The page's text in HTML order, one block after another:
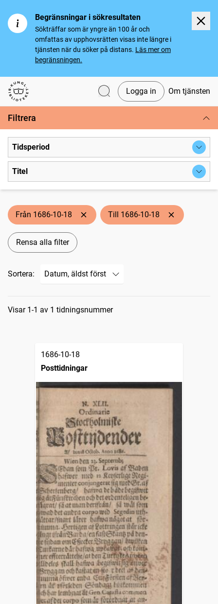
Begränsningar i sökresultaten
Sökträffar som är yngre än 100 år och
omfattas av upphovsrätten visas inte längre i
tjänsten när du söker på distans. Läs mer om
begränsningen.
Svenska tidningar
Logga in Om tjänsten
Filtrera
Tidsperiod
Titel
Från 1686-10-18 Till 1686-10-18
Rensa alla filter
Sortera:
Sökresultat
Visar 1-1 av 1 tidningsnummer
1686-10-18
Posttidningar